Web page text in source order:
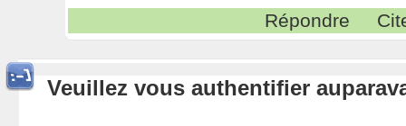
Répondre
Veuillez vous authentifier